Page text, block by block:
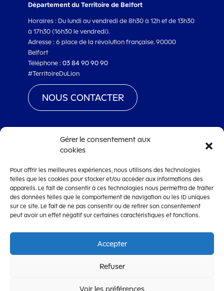
Département du Territoire de Belfort
Horaires : Du lundi au vendredi de 8h30 à 12h et de 13h30
à 17h30 (16h30 le vendredi).
Adresse : 6 place de la révolution française. 90000
Belfort
Téléphone :03 84 90 90 90
#TerritoireDuLion
NOUS CONTACTER
www.territoiredebelfort.fr
Mentions légales
Conditions générales d’utilisation
Accessibilité
Société Lanteas
Gérer le consentement aux
cookies
Pour offrir les meilleures expériences, nous utilisons des technologies
telles que les cookies pour stocker et/ou accéder aux informations des
appareils. Le fait de consentir à ces technologies nous permettra de traiter
des données telles que le comportement de navigation ou les ID uniques
sur ce site. Le fait de ne pas consentir ou de retirer son consentement
peut avoir un effet négatif sur certaines caractéristiques et fonctions.
Accepter
Refuser
Voir les préférences